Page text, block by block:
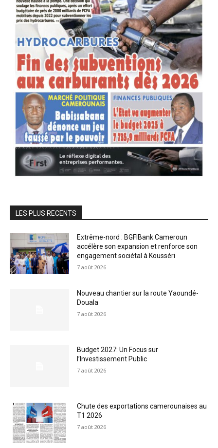
LES PLUS RECENTS
Extrême-nord : BGFIBank Cameroun
accélère son expansion et renforce son
engagement sociétal à Kousséri
7 août 2026
Nouveau chantier sur la route Yaoundé-
Douala
7 août 2026
Budget 2027: Un Focus sur
l’Investissement Public
7 août 2026
Chute des exportations camerounaises au
T1 2026
7 août 2026